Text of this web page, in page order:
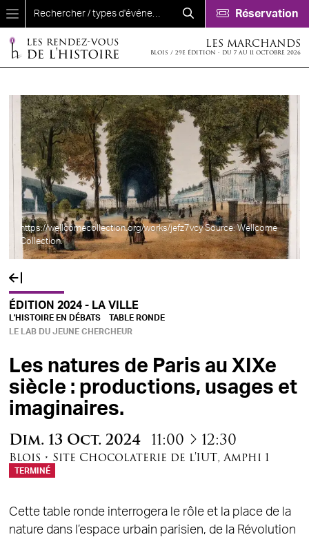
Aller au contenu principal
Réservation
LES MARCHANDS
BLOIS / 29E ÉDITION - DU 7 AU 11 OCTOBRE 2026
https://wellcomecollection.org/works/jefz7vcy Source: Wellcome
Collection.
ÉDITION 2024 - LA VILLE
L'HISTOIRE EN DÉBATS
TABLE RONDE
LE LAB DU JEUNE CHERCHEUR
Les natures de Paris au XIXe
siècle : productions, usages et
imaginaires.
Dim. 13 Oct. 2024 11:00 à12:30
Blois • Site Chocolaterie de l'IUT, Amphi 1
TERMINÉ
Cette table ronde interrogera le rôle et la place de la
nature dans l’espace urbain parisien, de la Révolution